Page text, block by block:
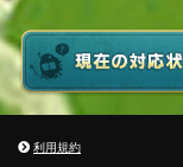
利用規約